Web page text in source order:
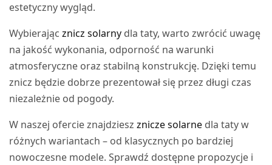
estetyczny wygląd.
Wybierającznicz solarny dla taty, warto zwrócić uwagę
na jakość wykonania, odporność na warunki
atmosferyczne oraz stabilną konstrukcję. Dzięki temu
znicz będzie dobrze prezentował się przez długi czas
niezależnie od pogody.
W naszej ofercie znajdzieszznicze solarne dla taty w
różnych wariantach – od klasycznych po bardziej
nowoczesne modele. Sprawdź dostępne propozycje i